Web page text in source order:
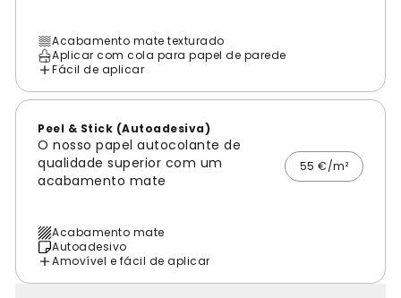
Acabamento mate texturado
Aplicar com cola para papel de parede
Fácil de aplicar
Peel & Stick (Autoadesiva)
O nosso papel autocolante de
qualidade superior com um
acabamento mate
55 €/m²
Acabamento mate
Autoadesivo
Amovível e fácil de aplicar